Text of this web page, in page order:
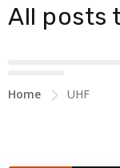
All posts
Home UHF